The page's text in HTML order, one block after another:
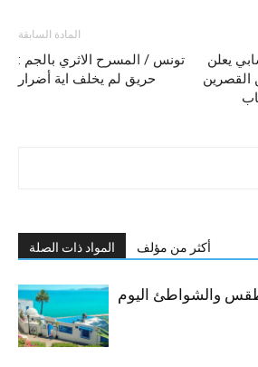
المادة السابقة
تونس / المسرح الاثري بالجم :
حريق لم يخلف اية أضرار
يعلن
القصرين
المواد ذات الصلة أكثر من مؤلف
والشواطئ اليوم